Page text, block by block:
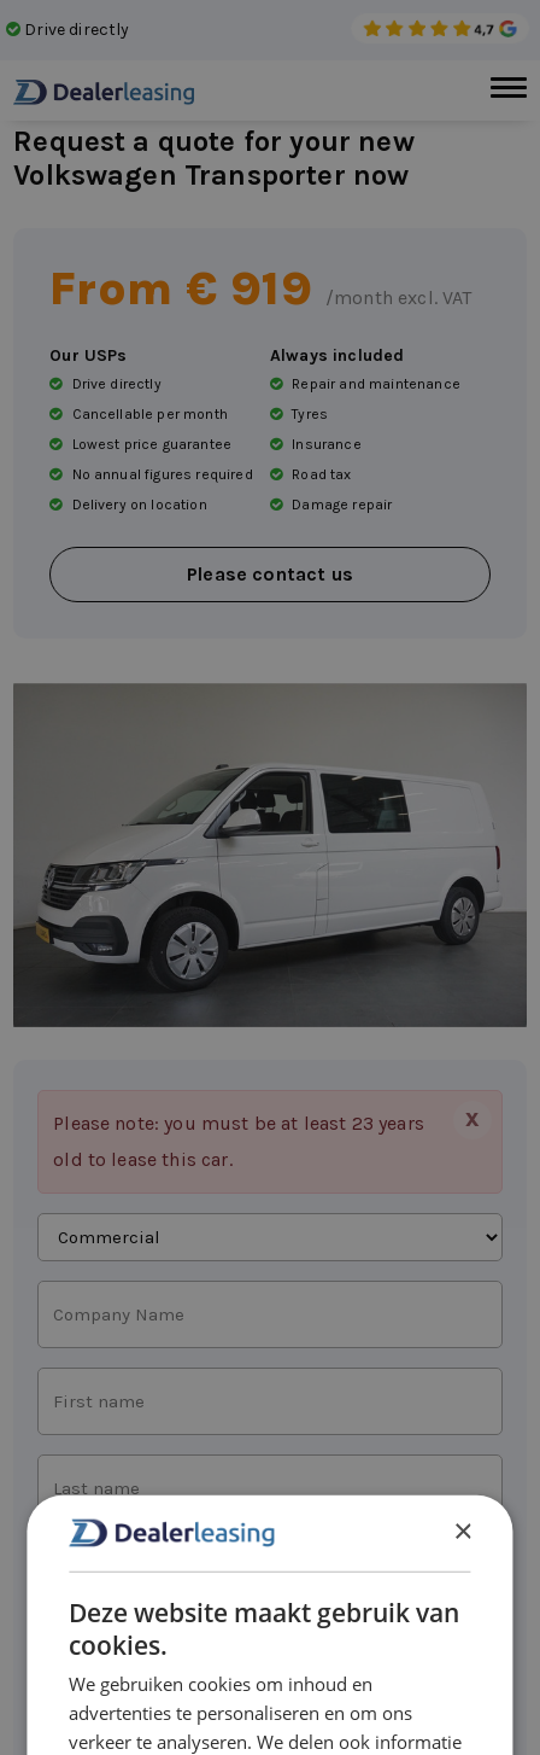
Drive directly No
Request a quote for your new
Volkswagen Transporter now
From € 919 /month excl. VAT
Our USPs
Drive directly
Cancellable per month
Lowest price guarantee
No annual figures required
Delivery on location
Always included
Repair and maintenance
Tyres
Insurance
Road tax
Damage repair
Please contact us
Please note: you must be at least 23 years
old to lease this car.
X
Requests
as
name
phone
number
Duration
×
Deze website maakt gebruik van
cookies.
We gebruiken cookies om inhoud en
advertenties te personaliseren en om ons
verkeer te analyseren. We delen ook informatie